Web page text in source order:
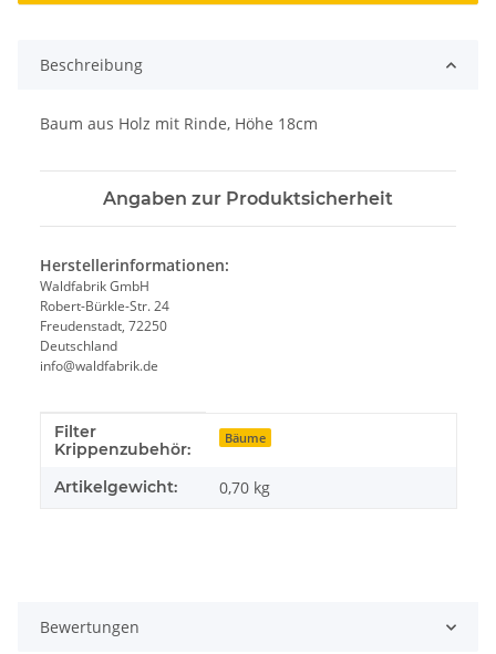
Beschreibung
Baum aus Holz mit Rinde, Höhe 18cm
Angaben zur Produktsicherheit
Herstellerinformationen:
Waldfabrik GmbH
Robert-Bürkle-Str. 24
Freudenstadt, 72250
Deutschland
info@waldfabrik.de
Produkteigenschaft
Wert
Filter
Krippenzubehör:
Bäume
Artikelgewicht: 0,70 kg
Bewertungen